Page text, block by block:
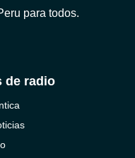
para todos.
de radio